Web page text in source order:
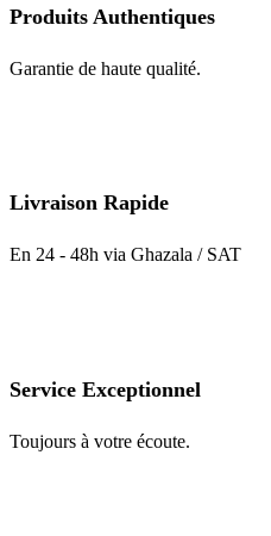
la
produit
Produits Authentiques
Garantie de haute qualité.
Livraison Rapide
En 24 - 48h via Ghazala / SAT
Service Exceptionnel
Toujours à votre écoute.